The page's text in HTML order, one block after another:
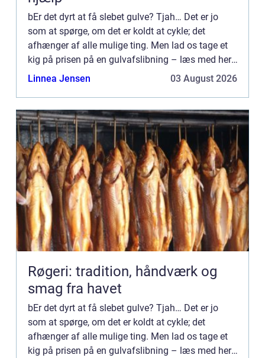
bEr det dyrt at få slebet gulve? Tjah… Det er jo
som at spørge, om det er koldt at cykle; det
afhænger af alle mulige ting. Men lad os tage et
kig på prisen på en gulvafslibning – læs med her.
Prisen på en gulvafslibning. Jo, ser du. Den
Linnea Jensen 03 August 2026
Røgeri: tradition, håndværk og
smag fra havet
bEr det dyrt at få slebet gulve? Tjah… Det er jo
som at spørge, om det er koldt at cykle; det
afhænger af alle mulige ting. Men lad os tage et
kig på prisen på en gulvafslibning – læs med her.